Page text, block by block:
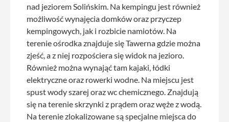
nad jeziorem Solińskim. Na kempingu jest również
możliwość wynajęcia domków oraz przyczep
kempingowych, jak i rozbicie namiotów. Na
terenie ośrodka znajduje się Tawerna gdzie można
zjeść, a z niej rozpościera się widok na jezioro.
Również można wynająć tam kajaki, łódki
elektryczne oraz rowerki wodne. Na miejscu jest
spust wody szarej oraz wc chemicznego. Znajdują
się na terenie skrzynki z prądem oraz węże z wodą.
Na terenie zlokalizowane są specjalne miejsca do